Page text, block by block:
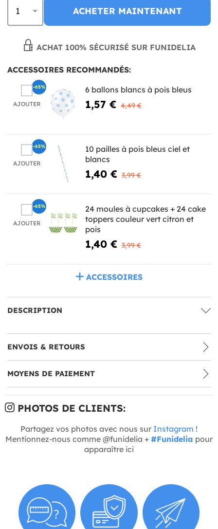
ACHETER MAINTENANT
ACHAT 100% SÉCURISÉ SUR FUNIDELIA
ACCESSOIRES RECOMMANDÉS:
AJOUTER
6 ballons blancs à pois bleus
1,57 € 4,49 €
-65%
AJOUTER
10 pailles à pois bleus ciel et
blancs
1,40 € 3,99 €
-65%
AJOUTER
24 moules à cupcakes + 24 cake
toppers couleur vert citron et
pois
1,40 € 3,99 €
-65%
ACCESSOIRES
DESCRIPTION
ENVOIS & RETOURS
MOYENS DE PAIEMENT
PHOTOS DE CLIENTS:
Partagez vos photos avec nous sur Instagram !
Mentionnez-nous comme @funidelia + #Funidelia pour
apparaître ici